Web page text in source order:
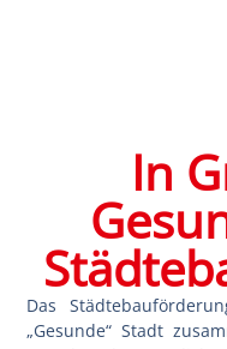
In
Das
„Gesunde“ Stadt